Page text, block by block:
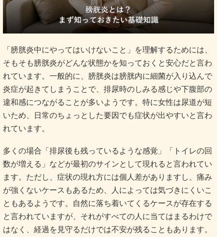
「膀胱炎中にやってはいけないこと」を理解するためには、
そもそも膀胱炎がどんな状態かを知っておくと安心だと言わ
れています。一般的に、膀胱炎は膀胱内に細菌が入り込んで
炎症が起きてしまうことで、排尿時のしみる感じや下腹部の
違和感につながることが多いようです。特に女性は尿道が短
いため、日常のちょっとした要因でも症状が出やすいと言わ
れています。
多くの場合「排尿後も残っているような感覚」「トイレの回
数が増える」などが最初のサインとして現れると言われてい
ます。ただし、症状の現れ方には個人差がありますし、痛み
が強くないケースもあるため、人によっては気づきにくいこ
ともあるようです。自然に落ち着いてくるケースが存在する
と言われていますが、それがすべての人に当てはまるわけで
はなく、経過を見守るだけでは不安が残ることもあります。